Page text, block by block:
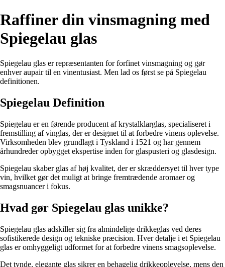
Raffiner din vinsmagning med
Spiegelau glas
Spiegelau glas er repræsentanten for forfinet vinsmagning og gør
enhver aupair til en vinentusiast. Men lad os først se på Spiegelau
definitionen.
Spiegelau Definition
Spiegelau er en førende producent af krystalklarglas, specialiseret i
fremstilling af vinglas, der er designet til at forbedre vinens oplevelse.
Virksomheden blev grundlagt i Tyskland i 1521 og har gennem
århundreder opbygget ekspertise inden for glaspusteri og glasdesign.
Spiegelau skaber glas af høj kvalitet, der er skræddersyet til hver type
vin, hvilket gør det muligt at bringe fremtrædende aromaer og
smagsnuancer i fokus.
Hvad gør Spiegelau glas unikke?
Spiegelau glas adskiller sig fra almindelige drikkeglas ved deres
sofistikerede design og tekniske præcision. Hver detalje i et Spiegelau
glas er omhyggeligt udformet for at forbedre vinens smagsoplevelse.
Det tynde, elegante glas sikrer en behagelig drikkeoplevelse, mens den